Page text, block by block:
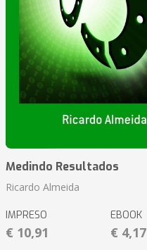
Medindo Resultados
Ricardo Almeida
IMPRESO
€ 10,91
EBOOK
€ 4,17